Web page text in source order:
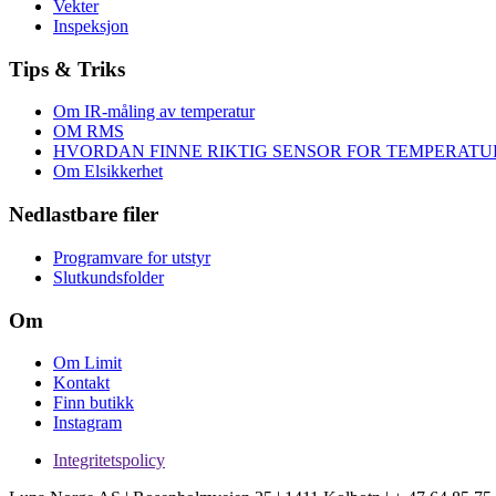
Vekter
Inspeksjon
Tips & Triks
Om IR-måling av temperatur
OM RMS
HVORDAN FINNE RIKTIG SENSOR FOR
Om Elsikkerhet
Nedlastbare filer
Programvare for utstyr
Slutkundsfolder
Om
Om Limit
Kontakt
Finn butikk
Instagram
Integritetspolicy